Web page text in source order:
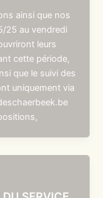
ainsi que nos
25 au vendredi
leurs
cette période,
que le suivi des
uniquement via